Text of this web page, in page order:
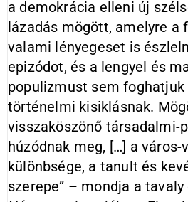
a demokrácia elleni új
lázadás mögött, amelyre a
valami lényegeset is
epizódot, és a lengyel és
populizmust sem foghatjuk
történelmi kisiklásnak.
visszaköszönő társadalmi-
húzódnak meg, […] a
különbsége, a tanult és
szerepe” – mondja a